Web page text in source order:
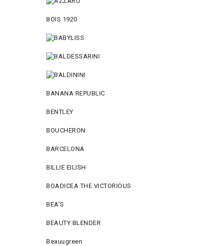
BOIS 1920
BANANA REPUBLIC
BENTLEY
BOUCHERON
BARCELONA
BILLIE EILISH
BOADICEA THE VICTORIOUS
BEA'S
BEAUTY BLENDER
Beauugreen